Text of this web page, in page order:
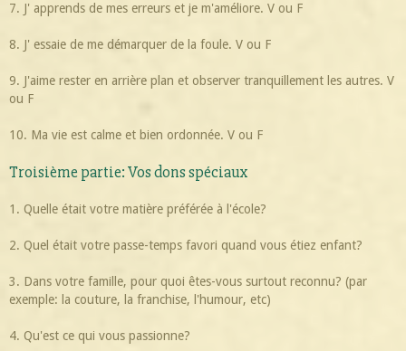
7. J' apprends de mes erreurs et je m'améliore. V ou F
8. J' essaie de me démarquer de la foule. V ou F
9. J'aime rester en arrière plan et observer tranquillement les autres. V
ou F
10. Ma vie est calme et bien ordonnée. V ou F
Troisième partie: Vos dons spéciaux
1. Quelle était votre matière préférée à l'école?
2. Quel était votre passe-temps favori quand vous étiez enfant?
3. Dans votre famille, pour quoi êtes-vous surtout reconnu? (par
exemple: la couture, la franchise, l'humour, etc)
4. Qu'est ce qui vous passionne?